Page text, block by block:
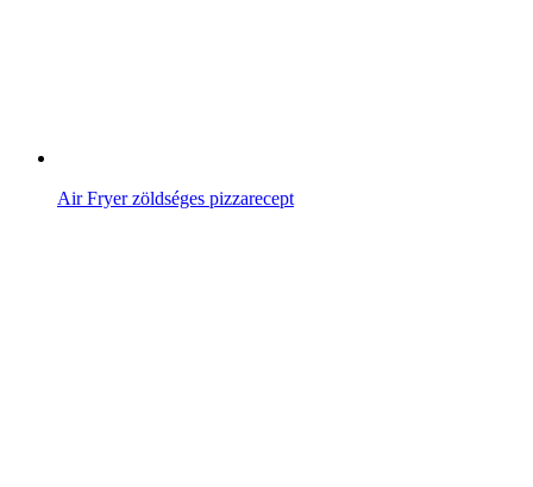
Air Fryer zöldséges pizzarecept